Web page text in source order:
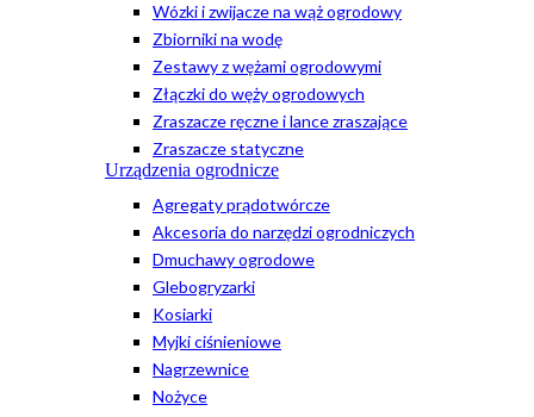
Wózki i zwijacze na wąż ogrodowy
Zbiorniki na wodę
Zestawy z wężami ogrodowymi
Złączki do węży ogrodowych
Zraszacze ręczne i lance zraszające
Zraszacze statyczne
Urządzenia ogrodnicze
Agregaty prądotwórcze
Akcesoria do narzędzi ogrodniczych
Dmuchawy ogrodowe
Glebogryzarki
Kosiarki
Myjki ciśnieniowe
Nagrzewnice
Nożyce